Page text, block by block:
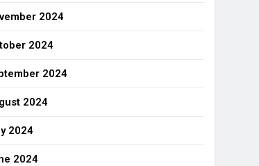
2024
2024
2024
2024
2024
2024